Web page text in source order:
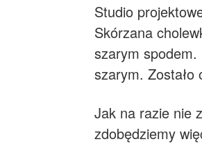
Studio
Skórzana
szarym
szarym. Zostało
Jak na razie nie
zdobędziemy